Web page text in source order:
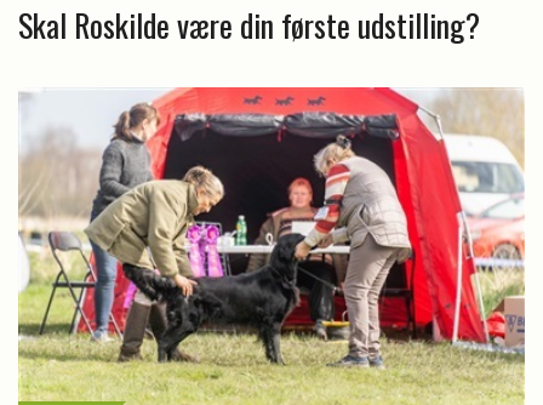
Skal Roskilde være din første udstilling?